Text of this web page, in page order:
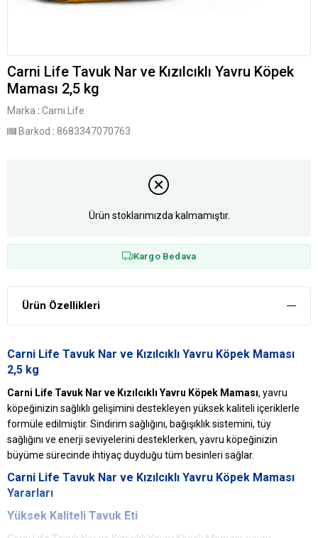
Carni Life Tavuk Nar ve Kızılcıklı Yavru Köpek
Maması 2,5 kg
Marka : Carni Life
Barkod : 8683347070763
Ürün stoklarımızda kalmamıştır.
Kargo Bedava
Ürün Özellikleri
Carni Life Tavuk Nar ve Kızılcıklı Yavru Köpek Maması
2,5 kg
Carni Life Tavuk Nar ve Kızılcıklı Yavru Köpek Maması, yavru
köpeğinizin sağlıklı gelişimini destekleyen yüksek kaliteli içeriklerle
formüle edilmiştir. Sindirim sağlığını, bağışıklık sistemini, tüy
sağlığını ve enerji seviyelerini desteklerken, yavru köpeğinizin
büyüme sürecinde ihtiyaç duyduğu tüm besinleri sağlar.
Carni Life Tavuk Nar ve Kızılcıklı Yavru Köpek Maması
Yararları
Yüksek Kaliteli Tavuk Eti